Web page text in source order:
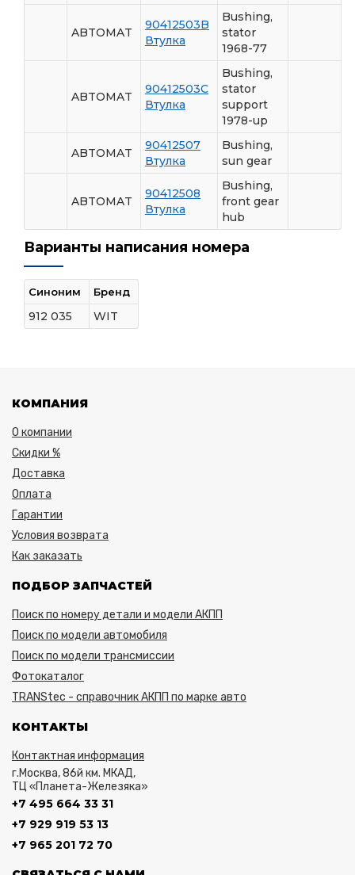
ABTOMAT
90412503B
Втулка
Bushing,
stator
1968-77
ABTOMAT
90412503C
Втулка
Bushing,
stator
support
1978-up
ABTOMAT
90412507
Втулка
Bushing,
sun gear
ABTOMAT
90412508
Втулка
Bushing,
front gear
hub
Варианты написания номера
Синоним Бренд
912 035 WIT
КОМПАНИЯ
О компании
Скидки %
Доставка
Оплата
Гарантии
Условия возврата
Как заказать
ПОДБОР ЗАПЧАСТЕЙ
Поиск по номеру детали и модели АКПП
Поиск по модели автомобиля
Поиск по модели трансмиссии
Фотокаталог
TRANStec - справочник АКПП по марке авто
КОНТАКТЫ
Контактная информация
г.Москва, 86й км. МКАД,
ТЦ «Планета-Железяка»
+7 495 664 33 31
+7 929 919 53 13
+7 965 201 72 70